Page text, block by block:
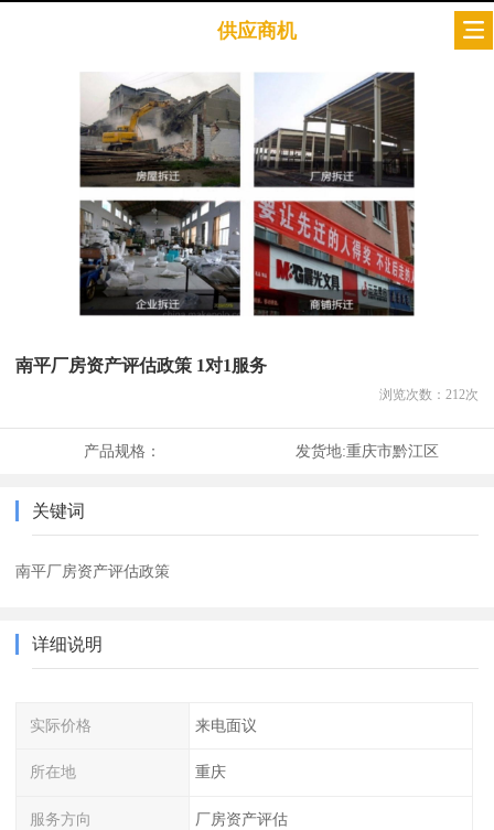
供应商机
南平厂房资产评估政策 1对1服务
浏览次数： 212次
产品规格： 发货地:重庆市黔江区
关键词
南平厂房资产评估政策
详细说明
实际价格 来电面议
所在地 重庆
服务方向 厂房资产评估